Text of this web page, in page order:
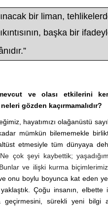
bir liman,
başka bir
ve olası etkilerini
gözden kaçırmamalıdır?
hayatımızı olağanüstü
mümkün bilememekle
etmesiyle tüm dünyaya
Ne çok şeyi kaybettik;
Bunlar ve ilişki kurma
onu boylu boyunca kat eden
Çoğu insanın, elbette
sürekli yeni bilgi